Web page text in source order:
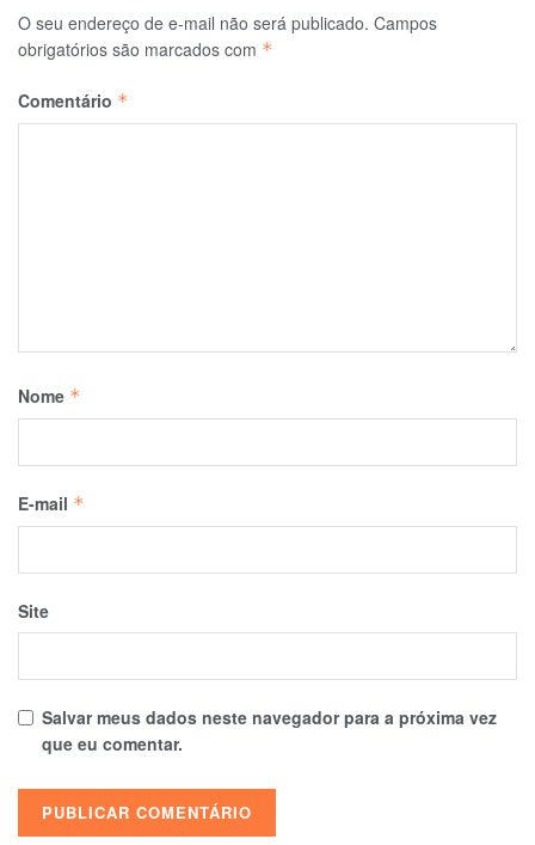
O seu endereço de e-mail não será publicado. Campos
obrigatórios são marcados com *
Comentário *
Nome *
E-mail *
Site
Salvar meus dados neste navegador para a próxima vez
que eu comentar.